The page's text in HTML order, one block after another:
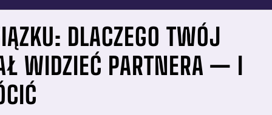
DLACZEGO TWÓJ
WIDZIEĆ PARTNERA — I